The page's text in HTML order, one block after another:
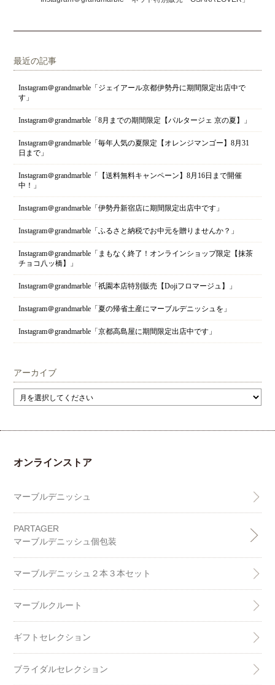
最近の記事
Instagram＠grandmarble「ジェイアール京都伊勢丹に期間限定出店中で
す」
Instagram＠grandmarble「8月までの期間限定【パルタージェ 京の夏】」
Instagram＠grandmarble「毎年人気の夏限定【オレンジマンゴー】8月31
日まで」
Instagram＠grandmarble「【送料無料キャンペーン】8月16日まで開催
中！」
Instagram＠grandmarble「伊勢丹新宿店に期間限定出店中です」
Instagram＠grandmarble「ふるさと納税でお中元を贈りませんか？」
Instagram＠grandmarble「まもなく終了！オンラインショップ限定【抹茶
チョコ八ッ橋】」
Instagram＠grandmarble「祇園本店特別販売【Dojiフロマージュ】」
Instagram＠grandmarble「夏の帰省土産にマーブルデニッシュを」
Instagram＠grandmarble「京都高島屋に期間限定出店中です」
アーカイブ
オンラインストア
マーブルデニッシュ
PARTAGER
マーブルデニッシュ個包装
マーブルデニッシュ２本３本セット
マーブルクルート
ギフトセレクション
ブライダルセレクション